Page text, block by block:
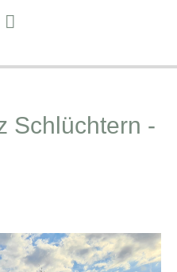
Schlüchtern -